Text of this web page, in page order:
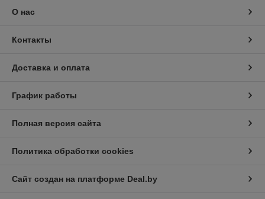
О нас
Контакты
Доставка и оплата
График работы
Полная версия сайта
Политика обработки cookies
Сайт создан на платформе Deal.by